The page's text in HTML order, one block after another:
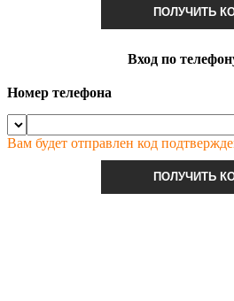
ПОЛУЧИТЬ
Вход по
Номер телефона
Вам будет отправлен код
ПОЛУЧИТЬ